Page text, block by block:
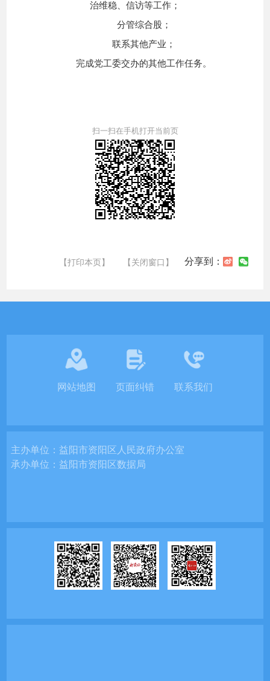
治维稳、信访等工作；
分管综合股；
联系其他产业；
完成党工委交办的其他工作任务。
扫一扫在手机打开当前页
【打印本页】 【关闭窗口】 分享到：
网站地图 页面纠错 联系我们
主办单位：益阳市资阳区人民政府办公室
承办单位：益阳市资阳区数据局